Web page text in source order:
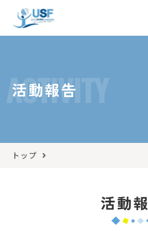
ACTIVITY
活動報告
トップ
活動